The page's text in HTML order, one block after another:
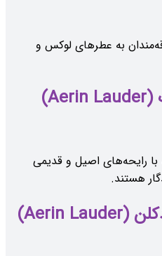
به عطرهای لوکس و
عطر و ادکلن کلاسیک (Aerin Lauder)
با رایحه‌های اصیل و قدیمی
هستند.
خرید آنلاین عطر و ادکلن (Aerin Lauder)